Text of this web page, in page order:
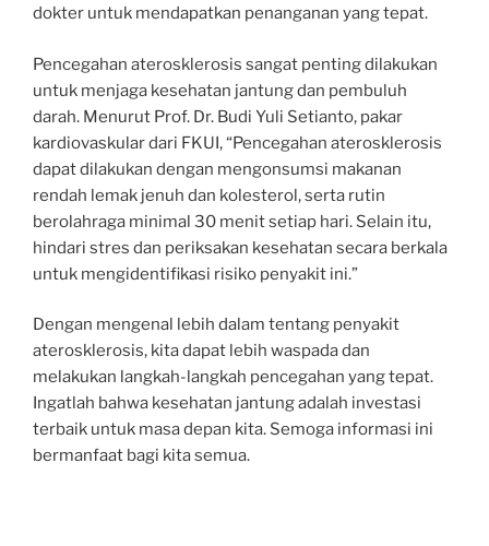
dokter untuk mendapatkan penanganan yang tepat.
Pencegahan aterosklerosis sangat penting dilakukan
untuk menjaga kesehatan jantung dan pembuluh
darah. Menurut Prof. Dr. Budi Yuli Setianto, pakar
kardiovaskular dari FKUI, “Pencegahan aterosklerosis
dapat dilakukan dengan mengonsumsi makanan
rendah lemak jenuh dan kolesterol, serta rutin
berolahraga minimal 30 menit setiap hari. Selain itu,
hindari stres dan periksakan kesehatan secara berkala
untuk mengidentifikasi risiko penyakit ini.”
Dengan mengenal lebih dalam tentang penyakit
aterosklerosis, kita dapat lebih waspada dan
melakukan langkah-langkah pencegahan yang tepat.
Ingatlah bahwa kesehatan jantung adalah investasi
terbaik untuk masa depan kita. Semoga informasi ini
bermanfaat bagi kita semua.